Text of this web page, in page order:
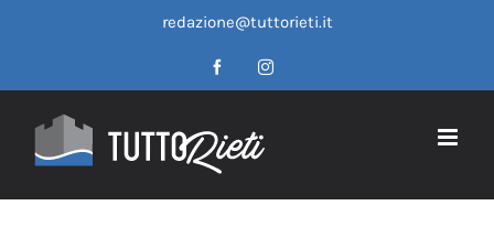
redazione@tuttorieti.it
FacebookInstagram